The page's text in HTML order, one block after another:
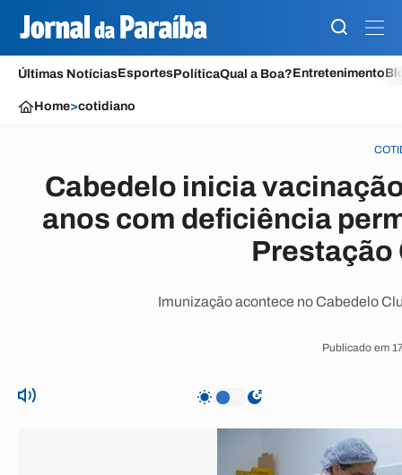
Últimas NotíciasEsportesPolíticaQual a Boa?Entretenimento
Home>cotidiano
Cabedelo inicia
anos com deficiência
Prestação
Imunização acontece no Cabedelo
Publicado em